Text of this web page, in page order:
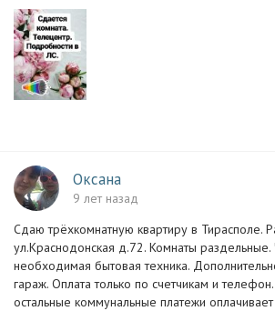
Оксана
9 лет назад
Сдаю трёхкомнатную квартиру в Тирасполе.
ул.Краснодонская д.72. Комнаты раздельные.
необходимая бытовая техника.
гараж. Оплата только по счетчикам и
остальные коммунальные платежи